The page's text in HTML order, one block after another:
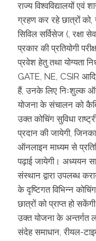
राज्य विश्वविद्यालयों एवं
ग्रहण कर रहे छात्रों को,
सिविल सर्विसेज (, रक्षा
प्रकार की प्रतियोगी
प्रवेश हेतु तथा योग्यता
GATE, NE, CSIR आदि)
हैं, उनके लिए निःशुल्क ऑन
योजना के संचालन को
उक्त कोचिंग सुविधा
प्रदान की जायेगी,
ऑनलाइन माध्यम से
पढ़ाई जायेगी। अध्ययन
संस्थान द्वारा उपलब्ध
के दृष्टिगत विभिन्न
छात्रों को प्राप्त हो
उक्त योजना के अन्तर्गत
संदेह समाधान, रीयल-